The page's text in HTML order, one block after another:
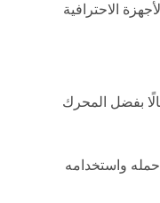
الاحترافية
بفضل المحرك
واستخدامه